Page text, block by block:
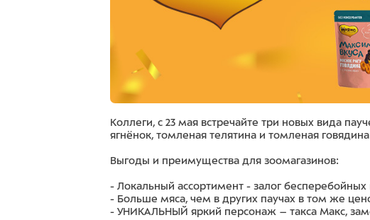
Коллеги, с 23 мая встречайте три новых вида
ягнёнок, томленая телятина и томленая говядина
Выгоды и преимущества для зоомагазинов:
- Локальный ассортимент - залог бесперебойных
- Больше мяса, чем в других паучах в том же
- УНИКАЛЬНЫЙ яркий персонаж – такса Макс,